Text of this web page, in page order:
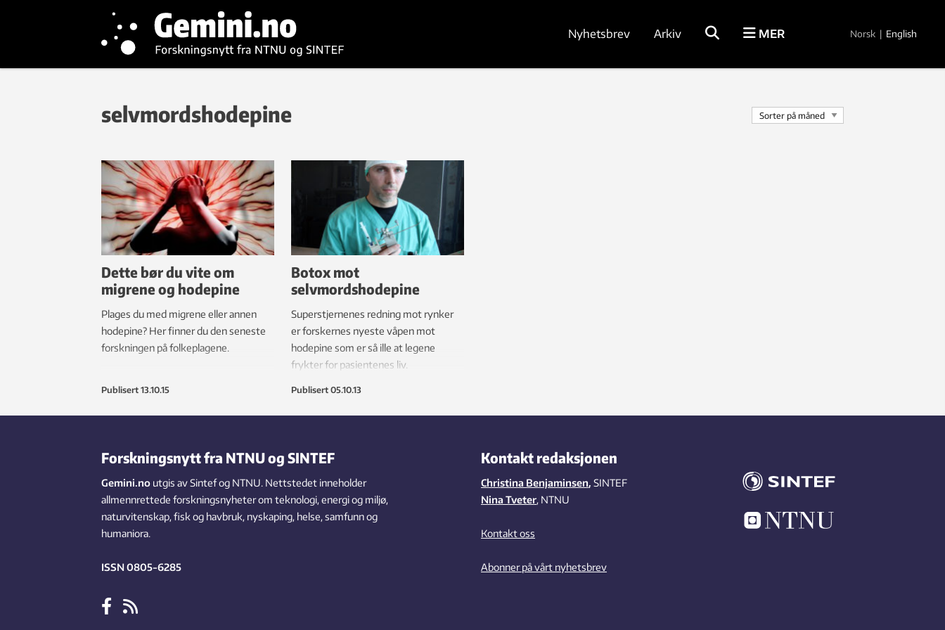
Nyhetsbrev Arkiv MER Norsk | English
selvmordshodepine
Dette bør du vite om
migrene og hodepine
Plages du med migrene eller annen
hodepine? Her finner du den seneste
forskningen på folkeplagene.
Publisert 13.10.15
Botox mot
selvmordshodepine
Superstjernenes redning mot rynker
er forskernes nyeste våpen mot
hodepine som er så ille at legene
frykter for pasientenes liv.
Publisert 05.10.13
Forskningsnytt fra NTNU og SINTEF
Gemini.no utgis av Sintef og NTNU. Nettstedet inneholder
allmennrettede forskningsnyheter om teknologi, energi og miljø,
naturvitenskap, fisk og havbruk, nyskaping, helse, samfunn og
humaniora.
ISSN 0805-6285
Kontakt redaksjonen
Christina Benjaminsen, SINTEF
Nina Tveter, NTNU
Kontakt oss
Abonner på vårt nyhetsbrev